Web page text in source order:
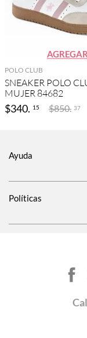
AGREGAR
POLO CLUB
SNEAKER POLO
MUJER 84682
$340. 15 $850. 37
Ayuda
Políticas